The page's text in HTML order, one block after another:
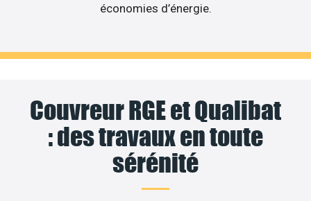
économies d’énergie.
Couvreur RGE et Qualibat
: des travaux en toute
sérénité